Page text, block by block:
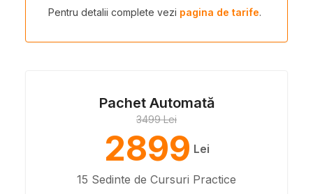
Pentru detalii complete vezi pagina de tarife.
Pachet Automată
3499 Lei
2899 Lei
15 Sedinte de Cursuri Practice